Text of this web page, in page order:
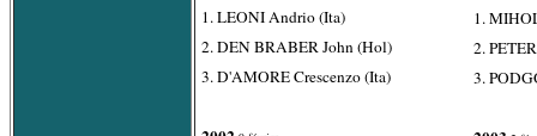
1. LEONI Andrio (Ita)
2. DEN BRABER John (Hol)
3. D'AMORE Crescenzo (Ita)
1.
2.
3.